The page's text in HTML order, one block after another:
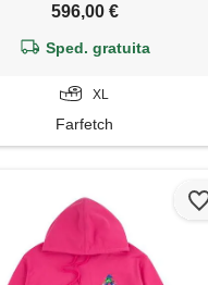
596,00 €
Sped. gratuita
XL
Farfetch